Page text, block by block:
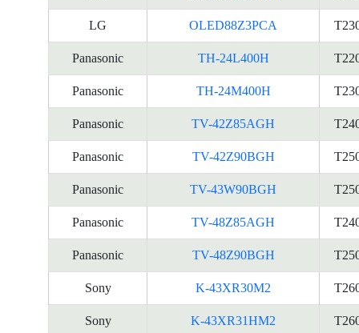
LG OLED88Z3PCA
Panasonic TH-24L400H
Panasonic TH-24M400H
Panasonic TV-42Z85AGH
Panasonic TV-42Z90BGH
Panasonic TV-43W90BGH
Panasonic TV-48Z85AGH
Panasonic TV-48Z90BGH
Sony K-43XR30M2
Sony K-43XR31HM2